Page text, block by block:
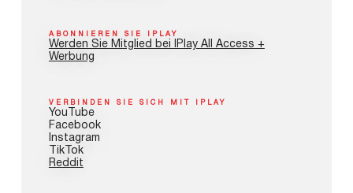
ABONNIEREN SIE IPLAY
Werden Sie Mitglied bei IPlay All Access +
Werbung
VERBINDEN SIE SICH MIT IPLAY
YouTube
Facebook
Instagram
TikTok
Reddit